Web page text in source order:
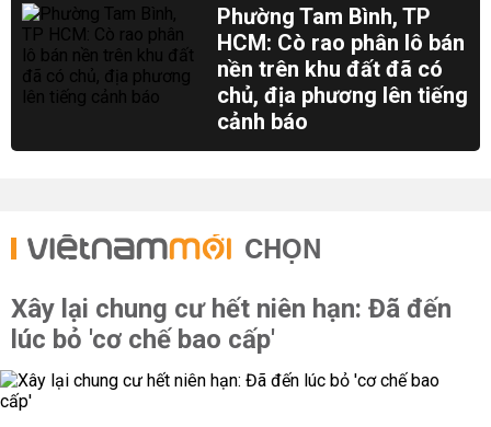
Phường Tam Bình, TP
HCM: Cò rao phân lô bán
nền trên khu đất đã có
chủ, địa phương lên tiếng
cảnh báo
CHỌN
Xây lại chung cư hết niên hạn: Đã đến
lúc bỏ 'cơ chế bao cấp'